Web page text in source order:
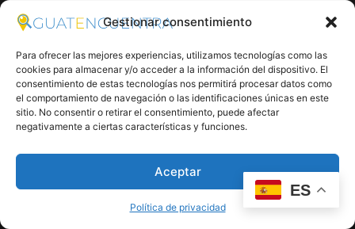
Gestionar consentimiento
Para ofrecer las mejores experiencias, utilizamos tecnologías como las
cookies para almacenar y/o acceder a la información del dispositivo. El
consentimiento de estas tecnologías nos permitirá procesar datos como
el comportamiento de navegación o las identificaciones únicas en este
sitio. No consentir o retirar el consentimiento, puede afectar
negativamente a ciertas características y funciones.
Aceptar
Política de privacidad
Entrar
ES